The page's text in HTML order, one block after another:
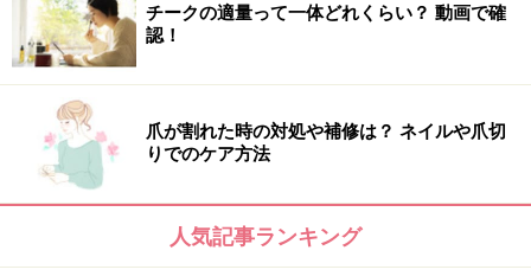
チークの適量って一体どれくらい？ 動画で確
認！
爪が割れた時の対処や補修は？ ネイルや爪切
りでのケア方法
人気記事ランキング